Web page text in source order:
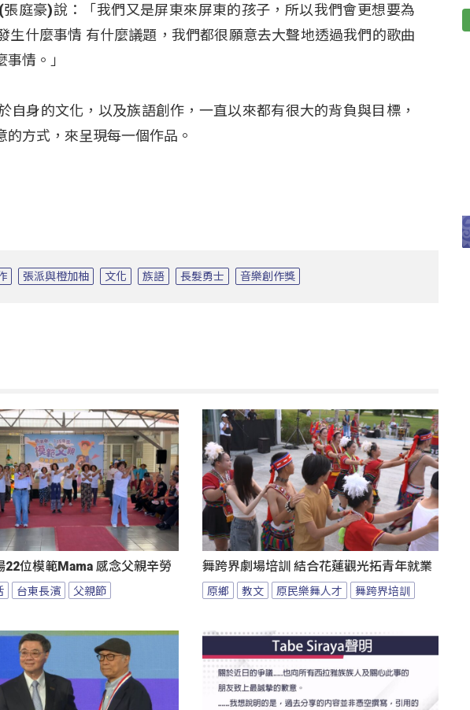
庭豪)說：「我們又是屏東來屏東的孩子，所以我們會更想要為
生什麼事情 有什麼議題，我們都很願意去大聲地透過我們的歌曲
情。」
自身的文化，以及族語創作，一直以來都有很大的背負與目標，
方式，來呈現每一個作品。
張派與橙加柚 文化 族語 長髮勇士 音樂創作獎
22位模範Mama 感念父親辛勞
台東長濱 父親節
舞跨界劇場培訓 結合花蓮觀光拓青年就業
原鄉 教文 原民樂舞人才 舞跨界培訓